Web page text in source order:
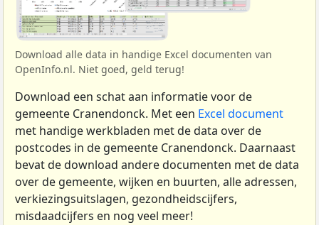
Download alle data in handige Excel documenten van
OpenInfo.nl. Niet goed, geld terug!
Download een schat aan informatie voor de
gemeente Cranendonck. Met een Excel document
met handige werkbladen met de data over de
postcodes in de gemeente Cranendonck. Daarnaast
bevat de download andere documenten met de data
over de gemeente, wijken en buurten, alle adressen,
verkiezingsuitslagen, gezondheidscijfers,
misdaadcijfers en nog veel meer!